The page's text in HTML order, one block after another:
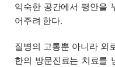
익숙한 공간에서 평안을
어주려 한다.
질병의 고통뿐 아니라 외
한의 방문진료는 치료를